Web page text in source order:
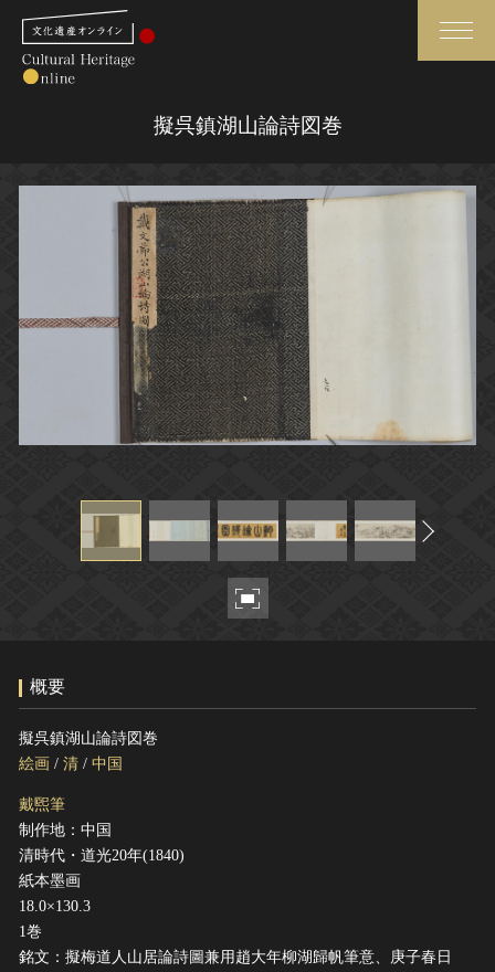
トップ
世界遺産と無形文化遺産
媒体資料・関連記事等
博物館、美術館の皆さまへ
文化庁よりご挨拶
今月のみどころ
このサイトについて
関連サイトリンク
サイトマップ
国指定文化財等データベース
擬呉鎮湖山論詩図巻
概要
擬呉鎮湖山論詩図巻
絵画 / 清 / 中国
戴煕筆
制作地：中国
清時代・道光20年(1840)
紙本墨画
18.0×130.3
1巻
銘文：擬梅道人山居論詩圖兼用趙大年柳湖歸帆筆意、庚子春日